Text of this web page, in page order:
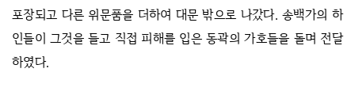
포장되고 다른 위문품을 더하여 대문 밖으로 나갔다. 송백가의 하
인들이 그것을 들고 직접 피해를 입은 동곽의 가호들을 돌며 전달
하였다.